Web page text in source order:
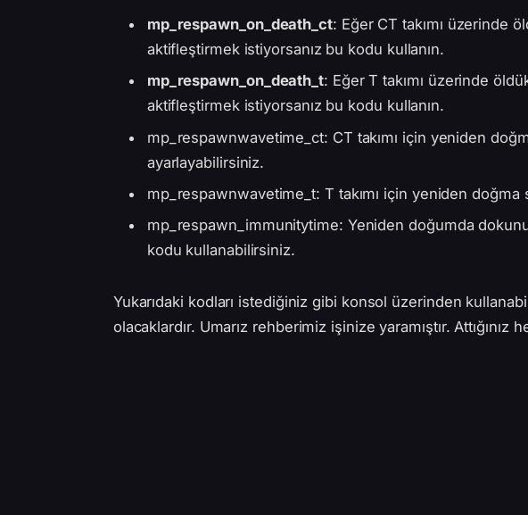
mp_respawn_on_death_ct: Eğer CT takımı üzerinde
aktifleştirmek istiyorsanız bu kodu kullanın.
mp_respawn_on_death_t: Eğer T takımı üzerinde
aktifleştirmek istiyorsanız bu kodu kullanın.
mp_respawnwavetime_ct: CT takımı için yeniden
ayarlayabilirsiniz.
mp_respawnwavetime_t: T takımı için yeniden
mp_respawn_immunitytime: Yeniden doğumda
kodu kullanabilirsiniz.
Yukarıdaki kodları istediğiniz gibi konsol üzerinden
olacaklardır. Umarız rehberimiz işinize yaramıştır. Attığınız